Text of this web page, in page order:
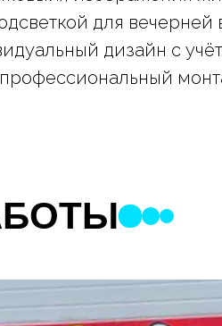
для
дизайн с